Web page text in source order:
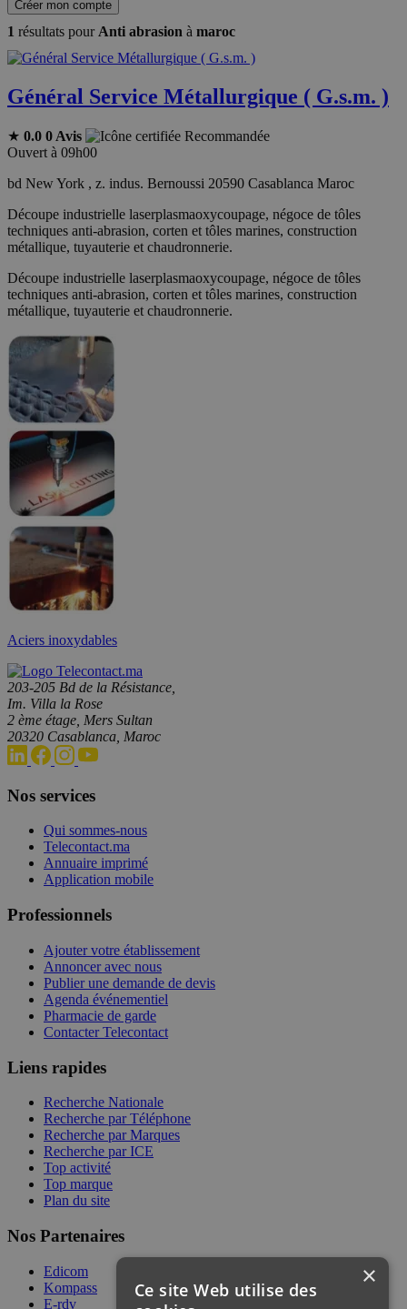
Créer mon compte
1 résultats pour Anti abrasion à maroc
Général Service Métallurgique ( G.s.m. )
★ 0.0 0 Avis
Recommandée
Ouvert à 09h00
bd New York , z. indus. Bernoussi 20590 Casablanca Maroc
Découpe industrielle laserplasmaoxycoupage, négoce de tôles
techniques anti-abrasion, corten et tôles marines, construction
métallique, tuyauterie et chaudronnerie.
Découpe industrielle laserplasmaoxycoupage, négoce de tôles
techniques anti-abrasion, corten et tôles marines, construction
métallique, tuyauterie et chaudronnerie.
Aciers inoxydables
203-205 Bd de la Résistance,
Im. Villa la Rose
2 ème étage, Mers Sultan
20320 Casablanca, Maroc
Nos services
Qui sommes-nous
Telecontact.ma
Annuaire imprimé
Application mobile
Professionnels
Ajouter votre établissement
Annoncer avec nous
Publier une demande de devis
Agenda événementiel
Pharmacie de garde
Contacter Telecontact
Liens rapides
Recherche Nationale
Recherche par Téléphone
Recherche par Marques
Recherche par ICE
Top activité
Top marque
Plan du site
Nos Partenaires
Edicom
Kompass
E-rdv
×
Ce site Web utilise des